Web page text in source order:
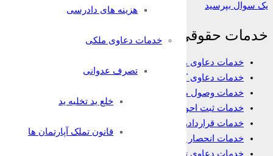
هزینه های دادرسی
خدمات دعاوی ملکی
تصرف عدوانی
خلع ید تخلیه ید
قانون تملک آپارتمان ها
یک سوال بپرسید
خدمات حقوقی
خدمات دعاوی ملکی
خدمات دعاوی کیفری
خدمات وصول مطالبات
خدمات ثبت احوال
خدمات قراردادها
خدمات انحصار وراثت
خدمات دعاوی تجاری